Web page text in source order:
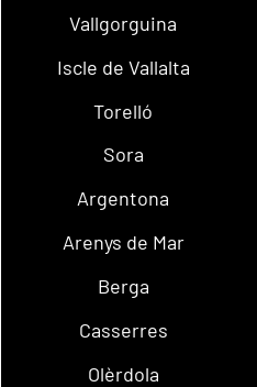
Vallgorguina
Iscle de Vallalta
Torelló
Sora
Argentona
Arenys de Mar
Berga
Casserres
Olèrdola